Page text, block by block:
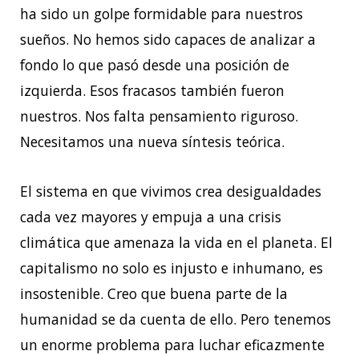
ha sido un golpe formidable para nuestros
sueños. No hemos sido capaces de analizar a
fondo lo que pasó desde una posición de
izquierda. Esos fracasos también fueron
nuestros. Nos falta pensamiento riguroso.
Necesitamos una nueva síntesis teórica.
El sistema en que vivimos crea desigualdades
cada vez mayores y empuja a una crisis
climática que amenaza la vida en el planeta. El
capitalismo no solo es injusto e inhumano, es
insostenible. Creo que buena parte de la
humanidad se da cuenta de ello. Pero tenemos
un enorme problema para luchar eficazmente